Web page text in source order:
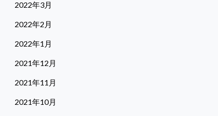
2022年3月
2022年2月
2022年1月
2021年12月
2021年11月
2021年10月